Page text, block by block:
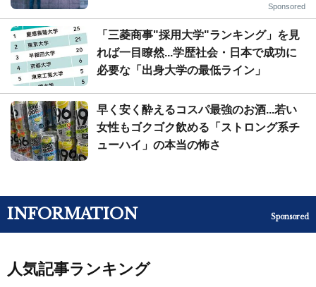
Sponsored
「三菱商事"採用大学"ランキング」を見
れば一目瞭然...学歴社会・日本で成功に
必要な「出身大学の最低ライン」
早く安く酔えるコスパ最強のお酒...若い
女性もゴクゴク飲める「ストロング系チ
ューハイ」の本当の怖さ
INFORMATION Sponsored
人気記事ランキング